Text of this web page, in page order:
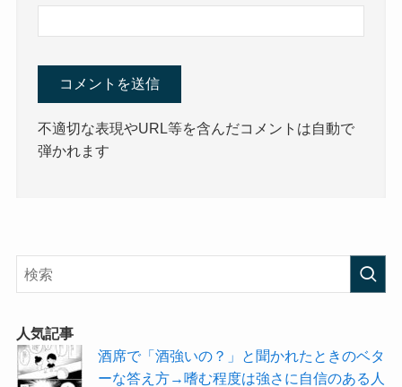
不適切な表現やURL等を含んだコメントは自動で
弾かれます
人気記事
酒席で「酒強いの？」と聞かれたときのベタ
ーな答え方→嗜む程度は強さに自信のある人